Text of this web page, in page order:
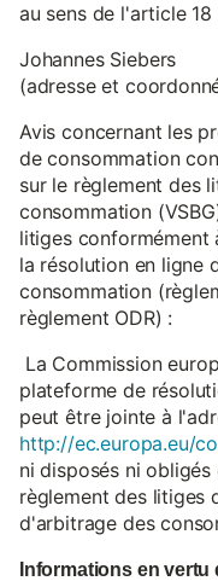
au sens de l'article
Johannes Siebers
(adresse et
Avis concernant les
de consommation
sur le règlement des
consommation
litiges conformément
la résolution en ligne
consommation
règlement ODR) :
La Commission
plateforme de
peut être jointe à
http://ec.europa.eu/
ni disposés ni
règlement des litiges
d'arbitrage des
Informations en